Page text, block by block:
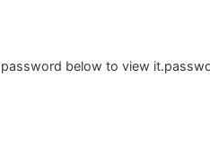
below to view